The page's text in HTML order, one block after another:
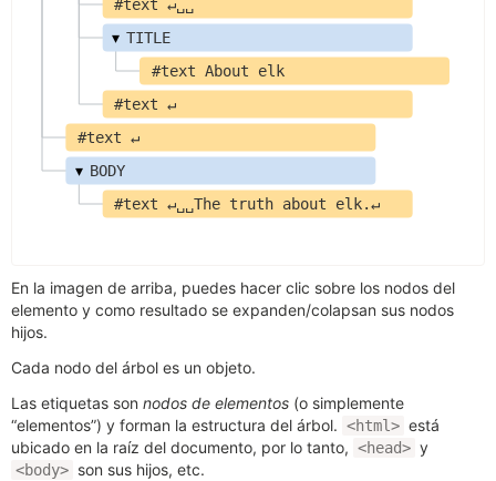
#text ↵␣␣
▾ TITLE
#text About elk
#text ↵
#text ↵
▾ BODY
#text ↵␣␣The truth about elk.↵
En la imagen de arriba, puedes hacer clic sobre los nodos del
elemento y como resultado se expanden/colapsan sus nodos
hijos.
Cada nodo del árbol es un objeto.
Las etiquetas son nodos de elementos (o simplemente
“elementos”) y forman la estructura del árbol. <html> está
ubicado en la raíz del documento, por lo tanto, <head> y
<body> son sus hijos, etc.